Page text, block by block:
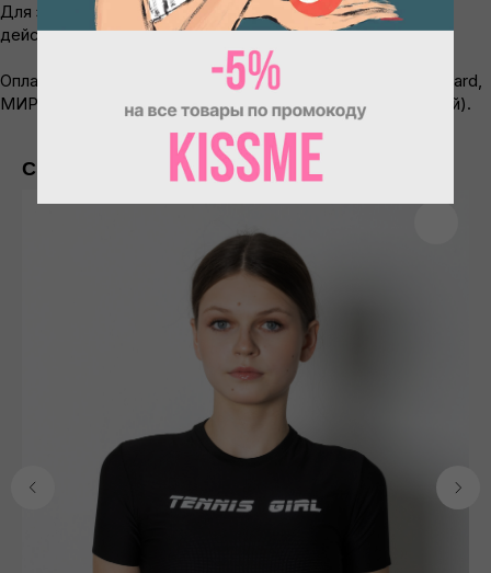
Для заказов в Москве в пределах Бульварного кольца
действует бесплатная доставка.
Оплатить заказ можно банковской картой (Visa, MasterCard,
МИР) и через систему СБП (Система быстрых платежей).
Смотрите также
info@smotrinamyach.ru
+7 (977) 453-17-88